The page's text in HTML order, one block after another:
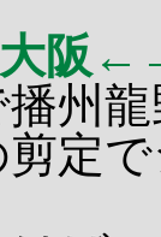
大阪
州龍
定